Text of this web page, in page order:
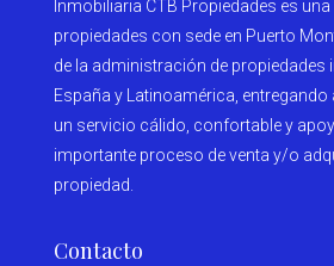
Inmobiliaria CTB Propiedades es
propiedades con sede en Puerto
de la administración de propiedades
España y Latinoamérica,
un servicio cálido, confortable y
importante proceso de venta y/o
propiedad.
Contacto